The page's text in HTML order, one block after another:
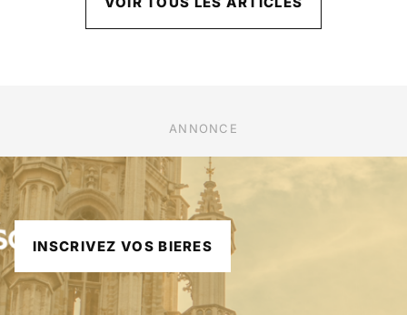
ANNONCE
INSCRIVEZ VOS BIERES